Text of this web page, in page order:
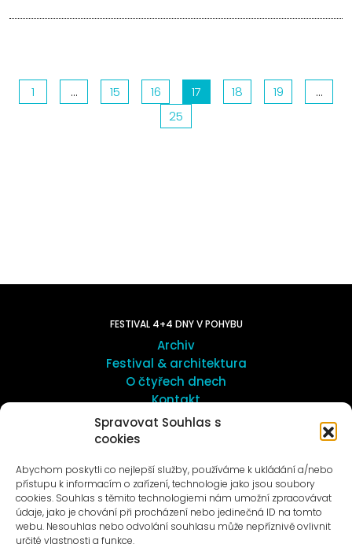
Spravovat Souhlas s
cookies
Abychom poskytli co nejlepší služby, používáme k ukládání a/nebo
přístupu k informacím o zařízení, technologie jako jsou soubory
cookies. Souhlas s těmito technologiemi nám umožní zpracovávat
údaje, jako je chování při procházení nebo jedinečná ID na tomto
webu. Nesouhlas nebo odvolání souhlasu může nepříznivě ovlivnit
určité vlastnosti a funkce.
Stránkování
1 … 15 16 17 18 19
…
25
FESTIVAL 4+4 DNY V POHYBU
Archiv
Festival & architektura
O čtyřech dnech
Kontakt
O umění v Motole